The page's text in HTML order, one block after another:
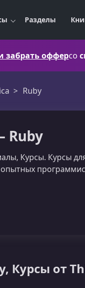
Разделы
забрать офферсо
Ruby
Ruby
Курсы. Курсы
Курсы от